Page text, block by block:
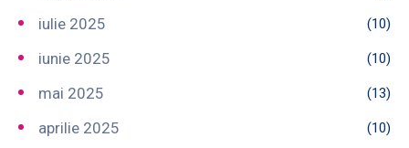
iulie 2025 (10)
iunie 2025 (10)
mai 2025 (13)
aprilie 2025 (10)